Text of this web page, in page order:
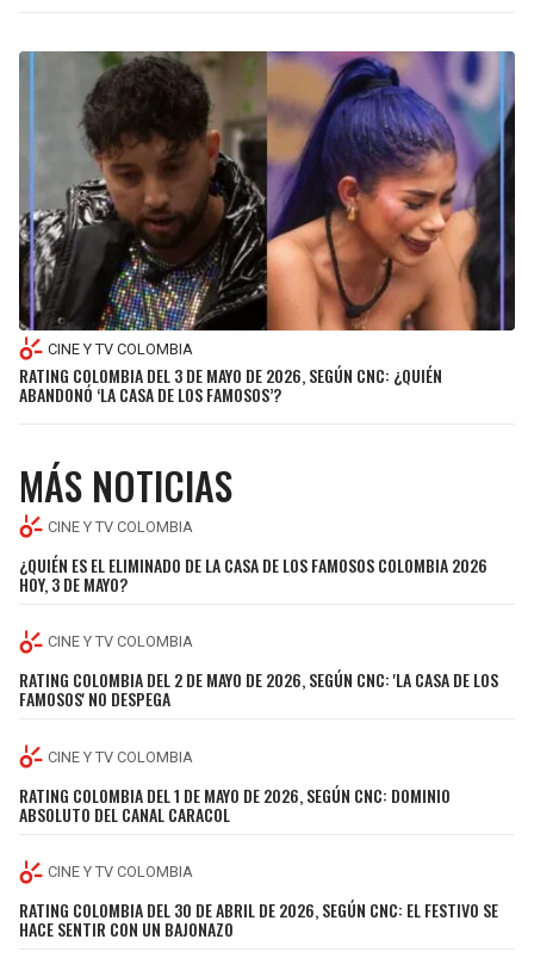
COMMANDERS
CARDINALS
RAMS
49ERS
SEAHAWKS
PACKERS
PANTHERS
BUCCANEERS
KINGS
MAVERICKS
ROCKETS
GRIZZLIES
PELICANS
TIMBERWOLVES
JAZZ
CINE Y TV COLOMBIA
RATING COLOMBIA DEL 3 DE MAYO DE 2026, SEGÚN CNC: ¿QUIÉN
ABANDONÓ ‘LA CASA DE LOS FAMOSOS’?
MÁS NOTICIAS
CINE Y TV COLOMBIA
¿QUIÉN ES EL ELIMINADO DE LA CASA DE LOS FAMOSOS COLOMBIA 2026
HOY, 3 DE MAYO?
CINE Y TV COLOMBIA
RATING COLOMBIA DEL 2 DE MAYO DE 2026, SEGÚN CNC: 'LA CASA DE LOS
FAMOSOS' NO DESPEGA
CINE Y TV COLOMBIA
RATING COLOMBIA DEL 1 DE MAYO DE 2026, SEGÚN CNC: DOMINIO
ABSOLUTO DEL CANAL CARACOL
CINE Y TV COLOMBIA
RATING COLOMBIA DEL 30 DE ABRIL DE 2026, SEGÚN CNC: EL FESTIVO SE
HACE SENTIR CON UN BAJONAZO